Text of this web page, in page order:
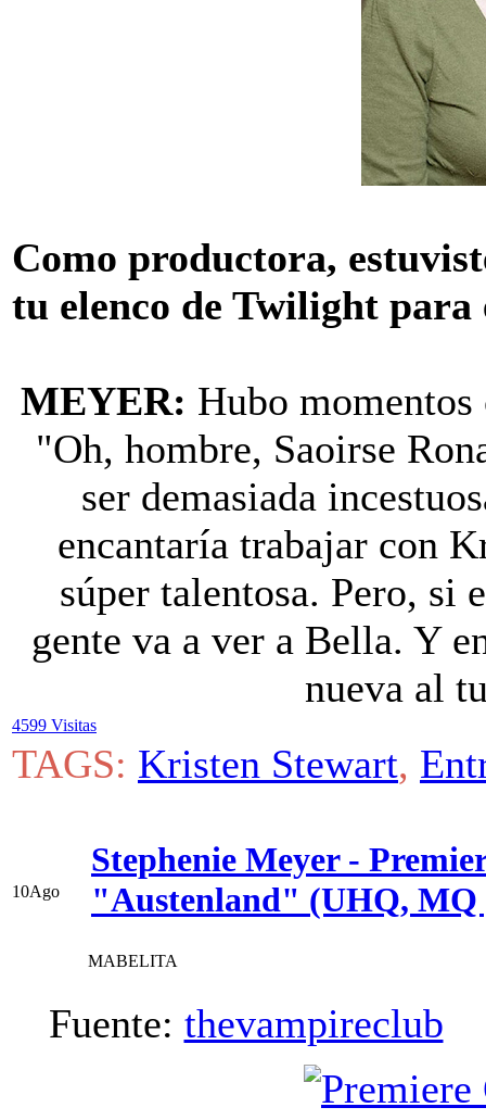
Como productora,
tu elenco de Twilight para
MEYER: Hubo
"Oh, hombre, Saoirse
ser demasiada
encantaría trabajar con
súper talentosa. Pero, si
gente va a ver a Bella. Y
nueva al
4599 Visitas
TAGS: Kristen Stewart,
10Ago
Stephenie Meyer -
"Austenland" (UHQ, MQ
MABELITA
Fuente: thevampireclub